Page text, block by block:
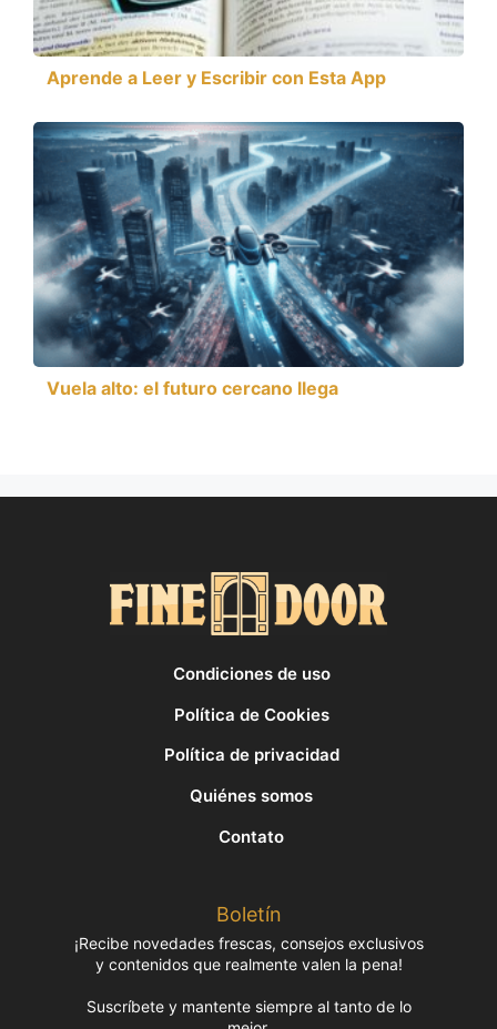
Aprende a Leer y Escribir con Esta App
Vuela alto: el futuro cercano llega
Condiciones de uso
Política de Cookies
Política de privacidad
Quiénes somos
Contato
Boletín
¡Recibe novedades frescas, consejos exclusivos
y contenidos que realmente valen la pena!
Suscríbete y mantente siempre al tanto de lo